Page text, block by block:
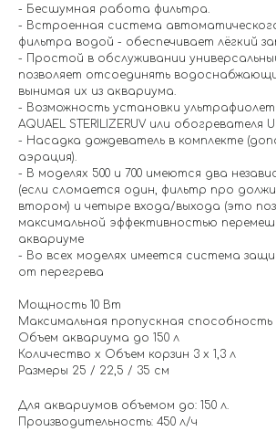
- Бесшумная работа фильтра.
- Встроенная система
фильтра водой - обеспечивает лёгкий
- Простой в обслуживании
позволяет отсоединять
вынимая их из аквариума.
- Возможность установки
AQUAEL STERILIZERUV или обогревателя
- Насадка дождеватель в комплекте
аэрация).
- В моделях 500 и 700 имеются два
(если сломается один, фильтр про
втором) и четыре входа/выхода (это
максимальной эффективностью
аквариуме
- Во всех моделях имеется система
от перегрева
Мощность 10 Вт
Максимальная пропускная способность
Объем аквариума до 150 л
Количество x Объем корзин 3 x 1,3 л
Размеры 25 / 22,5 / 35 см
Для аквариумов объемом до: 150 л.
Производительность: 450 л/ч